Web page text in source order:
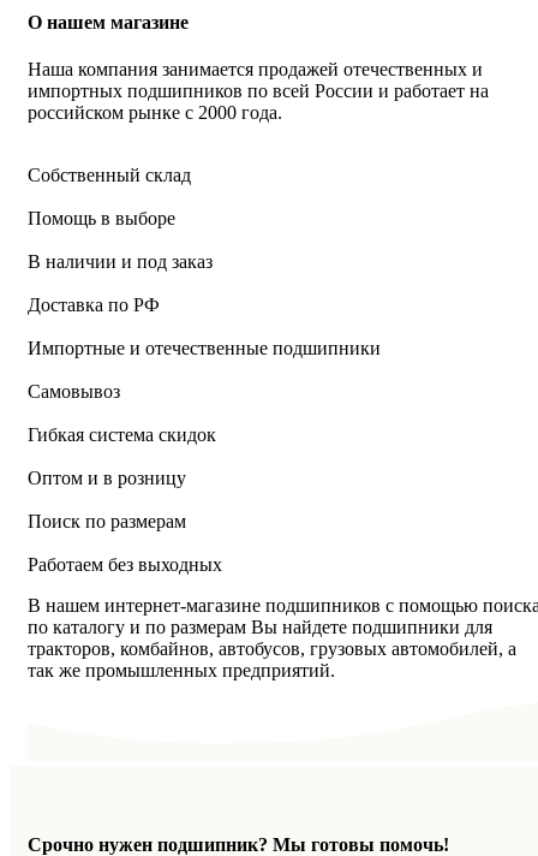
О нашем магазине
Наша компания занимается продажей отечественных и
импортных подшипников по всей России и работает на
российском рынке с 2000 года.
Собственный склад
Помощь в выборе
В наличии и под заказ
Доставка по РФ
Импортные и отечественные подшипники
Самовывоз
Гибкая система скидок
Оптом и в розницу
Поиск по размерам
Работаем без выходных
В нашем интернет-магазине подшипников с помощью
по каталогу и по размерам Вы найдете подшипники для
тракторов, комбайнов, автобусов, грузовых автомобилей, а
так же промышленных предприятий.
Срочно нужен подшипник? Мы готовы помочь!